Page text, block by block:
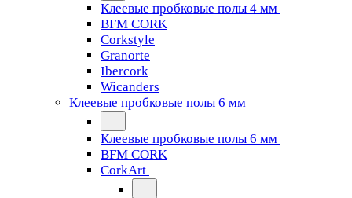
Клеевые пробковые полы 4 мм
BFM CORK
Corkstyle
Granorte
Ibercork
Wicanders
Клеевые пробковые полы 6 мм
Клеевые пробковые полы 6 мм
BFM CORK
CorkArt